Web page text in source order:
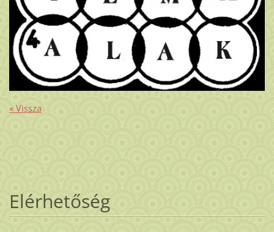
« Vissza
Elérhetőség